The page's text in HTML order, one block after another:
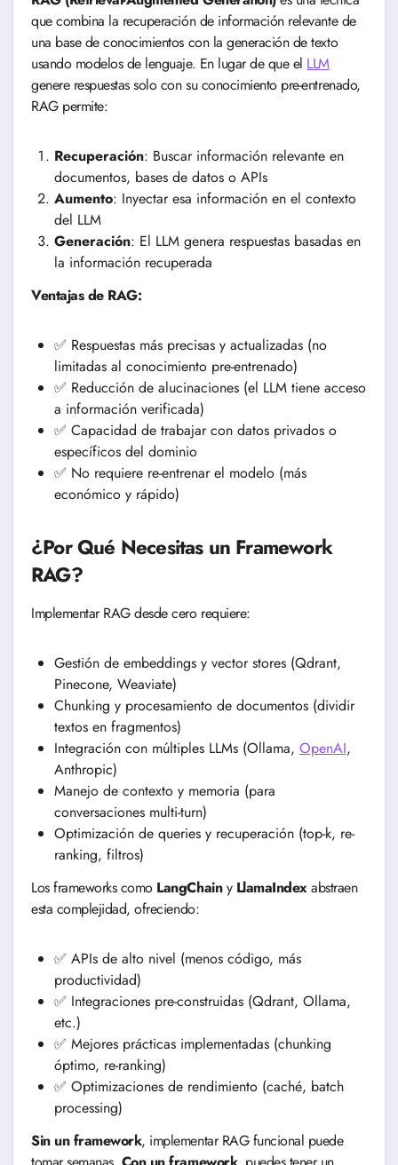
que combina la recuperación de información relevante de
una base de conocimientos con la generación de texto
usando modelos de lenguaje. En lugar de que el LLM
genere respuestas solo con su conocimiento pre-entrenado,
RAG permite:
Recuperación: Buscar información relevante en
documentos, bases de datos o APIs
Aumento: Inyectar esa información en el contexto
del LLM
Generación: El LLM genera respuestas basadas en
la información recuperada
Ventajas de RAG:
✅ Respuestas más precisas y actualizadas (no
limitadas al conocimiento pre-entrenado)
✅ Reducción de alucinaciones (el LLM tiene acceso
a información verificada)
✅ Capacidad de trabajar con datos privados o
específicos del dominio
✅ No requiere re-entrenar el modelo (más
económico y rápido)
¿Por Qué Necesitas un Framework
RAG?
Implementar RAG desde cero requiere:
Gestión de embeddings y vector stores (Qdrant,
Pinecone, Weaviate)
Chunking y procesamiento de documentos (dividir
textos en fragmentos)
Integración con múltiples LLMs (Ollama, OpenAI,
Anthropic)
Manejo de contexto y memoria (para
conversaciones multi-turn)
Optimización de queries y recuperación (top-k, re-
ranking, filtros)
Los frameworks como LangChainy LlamaIndexabstraen
esta complejidad, ofreciendo:
✅ APIs de alto nivel (menos código, más
productividad)
✅ Integraciones pre-construidas (Qdrant, Ollama,
etc.)
✅ Mejores prácticas implementadas (chunking
óptimo, re-ranking)
✅ Optimizaciones de rendimiento (caché, batch
processing)
Sin un framework, implementar RAG funcional puede